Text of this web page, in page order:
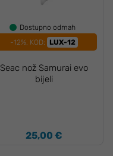
Dostupno odmah
-12%, KOD:
LUX-12
Seac nož Samurai evo
bijeli
25,00 €